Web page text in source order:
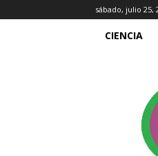
sábado, julio 25,
CIENCIA